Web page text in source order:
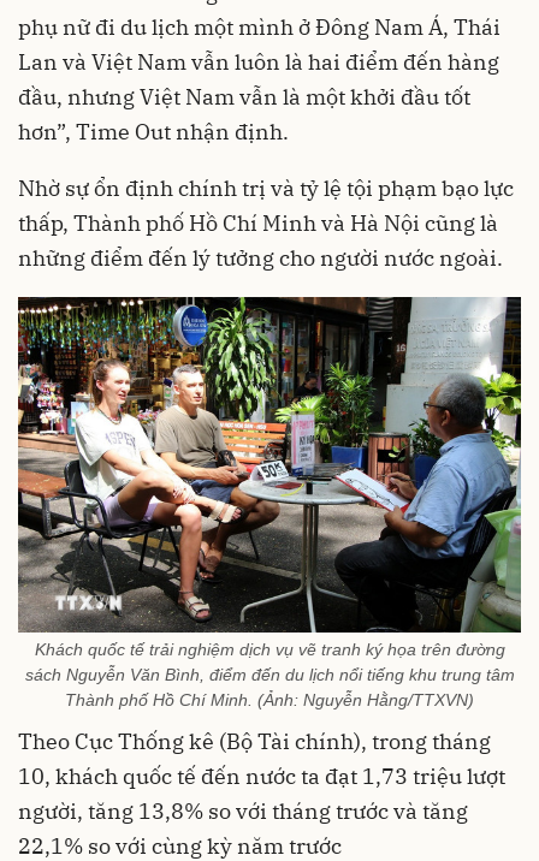
phụ nữ đi du lịch một mình ở Đông Nam Á, Thái
Lan và Việt Nam vẫn luôn là hai điểm đến hàng
đầu, nhưng Việt Nam vẫn là một khởi đầu tốt
hơn”, Time Out nhận định.
Nhờ sự ổn định chính trị và tỷ lệ tội phạm bạo lực
thấp, Thành phố Hồ Chí Minh và Hà Nội cũng là
những điểm đến lý tưởng cho người nước ngoài.
Khách quốc tế trải nghiệm dịch vụ vẽ tranh ký họa trên đường
sách Nguyễn Văn Bình, điểm đến du lịch nổi tiếng khu trung tâm
Thành phố Hồ Chí Minh. (Ảnh: Nguyễn Hằng/TTXVN)
Theo Cục Thống kê (Bộ Tài chính), trong tháng
10, khách quốc tế đến nước ta đạt 1,73 triệu lượt
người, tăng 13,8% so với tháng trước và tăng
22,1% so với cùng kỳ năm trước